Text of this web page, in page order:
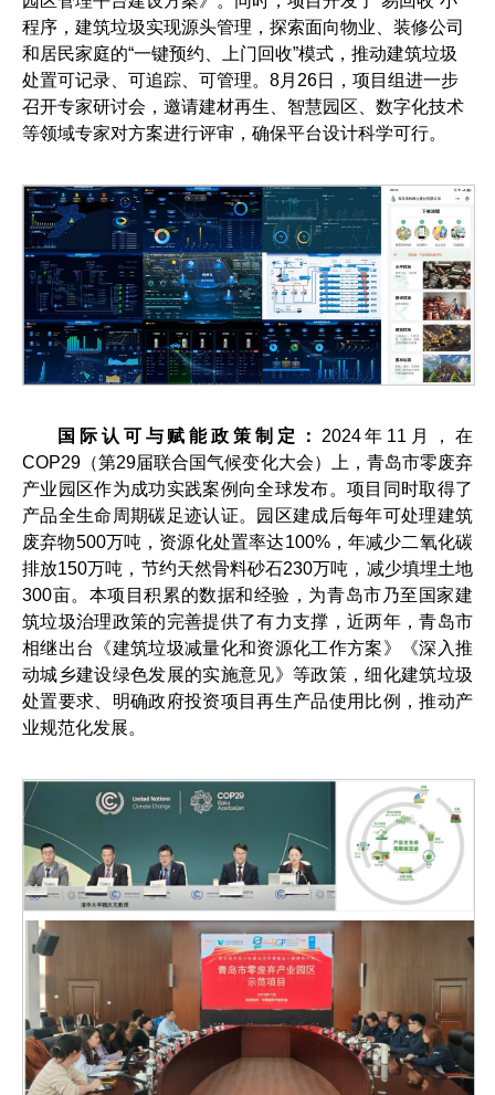
程序，建筑垃圾实现源头管理，探索面向物业、装修公司
和居民家庭的“一键预约、上门回收”模式，推动建筑垃圾
处置可记录、可追踪、可管理。8月26日，项目组进一步
召开专家研讨会，邀请建材再生、智慧园区、数字化技术
等领域专家对方案进行评审，确保平台设计科学可行。
国际认可与赋能政策制定： 2024年11月，在
COP29（第29届联合国气候变化大会）上，青岛市零废弃
产业园区作为成功实践案例向全球发布。项目同时取得了
产品全生命周期碳足迹认证。园区建成后每年可处理建筑
废弃物500万吨，资源化处置率达100%，年减少二氧化碳
排放150万吨，节约天然骨料砂石230万吨，减少填埋土地
300亩。本项目积累的数据和经验，为青岛市乃至国家建
筑垃圾治理政策的完善提供了有力支撑，近两年，青岛市
相继出台《建筑垃圾减量化和资源化工作方案》《深入推
动城乡建设绿色发展的实施意见》等政策，细化建筑垃圾
处置要求、明确政府投资项目再生产品使用比例，推动产
业规范化发展。